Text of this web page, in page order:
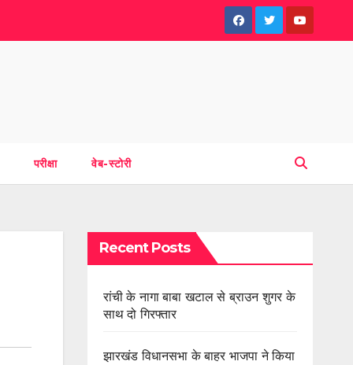
परीक्षा वेब-स्टोरी
Recent Posts
रांची के नागा बाबा खटाल से ब्राउन शुगर के
साथ दो गिरफ्तार
झारखंड विधानसभा के बाहर भाजपा ने किया